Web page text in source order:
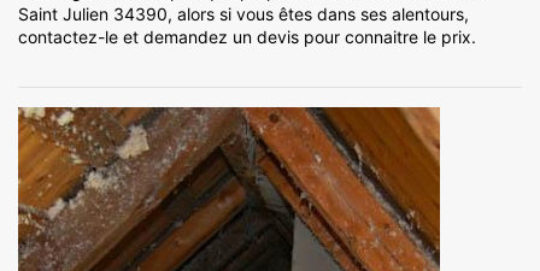
Saint Julien 34390, alors si vous êtes dans ses alentours,
contactez-le et demandez un devis pour connaitre le prix.